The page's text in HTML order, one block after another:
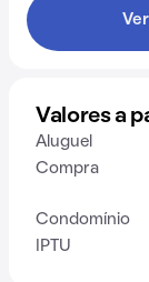
Valores a
Aluguel
Compra
Condomínio
IPTU